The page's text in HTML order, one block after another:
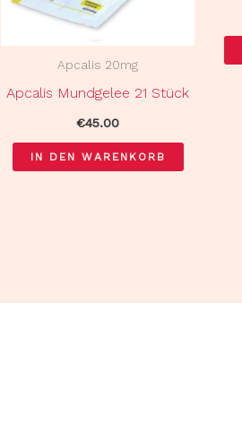
Apcalis 20mg
Apcalis Mundgelee 21 Stück
€45.00
IN DEN WARENKORB